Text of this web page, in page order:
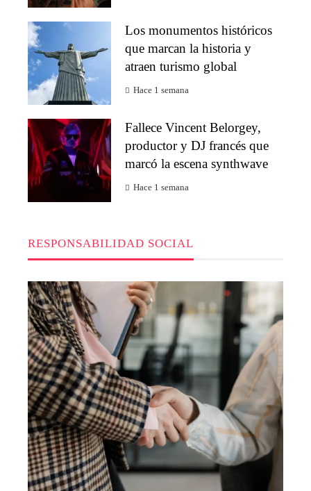
Los monumentos históricos
que marcan la historia y
atraen turismo global
Hace 1 semana
Fallece Vincent Belorgey,
productor y DJ francés que
marcó la escena synthwave
Hace 1 semana
RESPONSABILIDAD SOCIAL